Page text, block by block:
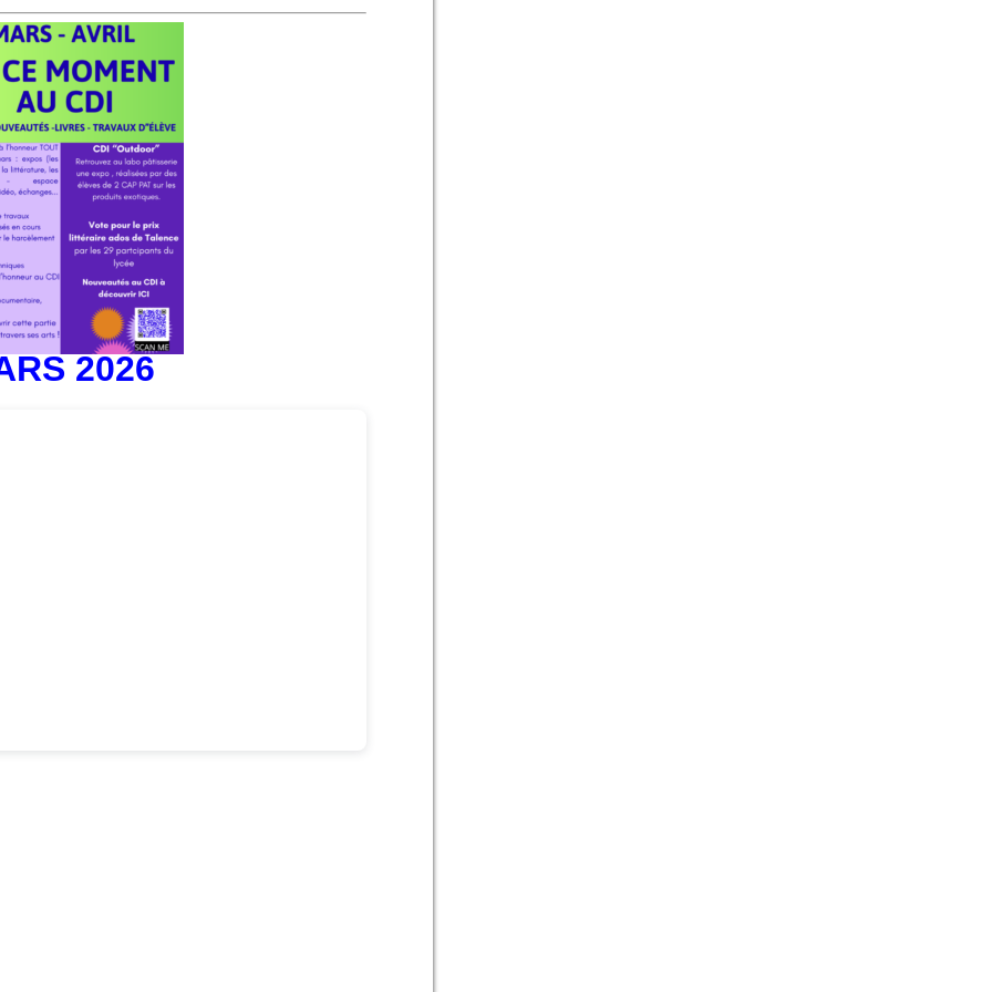
2026